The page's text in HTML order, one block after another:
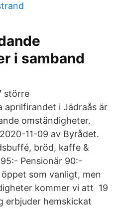
i samband
större
i Jädraås är
omständigheter.
11-09 av Byrådet.
bröd, kaffe &
Pensionär 90:-
som vanligt, men
kommer vi att 19
erbjuder hemskickat